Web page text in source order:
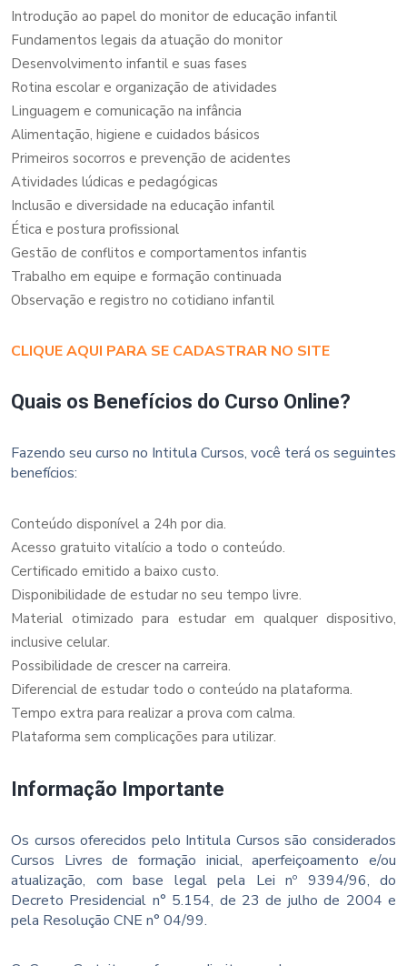
Introdução ao papel do monitor de educação infantil
Fundamentos legais da atuação do monitor
Desenvolvimento infantil e suas fases
Rotina escolar e organização de atividades
Linguagem e comunicação na infância
Alimentação, higiene e cuidados básicos
Primeiros socorros e prevenção de acidentes
Atividades lúdicas e pedagógicas
Inclusão e diversidade na educação infantil
Ética e postura profissional
Gestão de conflitos e comportamentos infantis
Trabalho em equipe e formação continuada
Observação e registro no cotidiano infantil
CLIQUE AQUI PARA SE CADASTRAR NO SITE
Quais os Benefícios do Curso Online?
Fazendo seu curso no Intitula Cursos, você terá os seguintes
benefícios:
Conteúdo disponível a 24h por dia.
Acesso gratuito vitalício a todo o conteúdo.
Certificado emitido a baixo custo.
Disponibilidade de estudar no seu tempo livre.
Material otimizado para estudar em qualquer dispositivo,
inclusive celular.
Possibilidade de crescer na carreira.
Diferencial de estudar todo o conteúdo na plataforma.
Tempo extra para realizar a prova com calma.
Plataforma sem complicações para utilizar.
Informação Importante
Os cursos oferecidos pelo Intitula Cursos são considerados
Cursos Livres de formação inicial, aperfeiçoamento e/ou
atualização, com base legal pela Lei nº 9394/96, do
Decreto Presidencial n° 5.154, de 23 de julho de 2004 e
pela Resolução CNE n° 04/99.